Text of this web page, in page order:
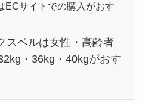
ECサイトでの購入がおす
スベルは女性・高齢者
・36kg・40kgがおす